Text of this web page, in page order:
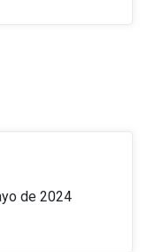
de 2024